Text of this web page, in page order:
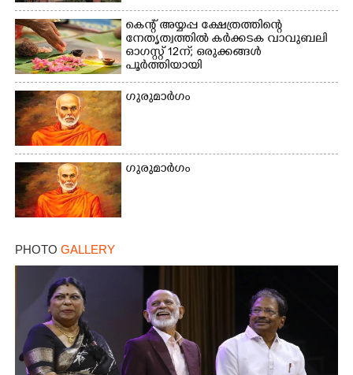
കെന്റ് അയ്യപ്പ ക്ഷേത്രത്തിന്റെ
നേതൃത്വത്തിൽ കർക്കടക വാവുബലി
ഓഗസ്റ്റ് 12ന്; ഒരുക്കങ്ങൾ
പൂർത്തിയായി
ഗുരുമാർഗം
ഗുരുമാർഗം
PHOTO GALLERY
Share this link